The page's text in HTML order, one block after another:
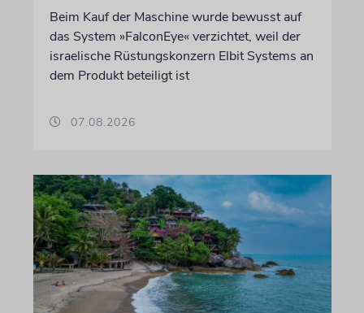
Beim Kauf der Maschine wurde bewusst auf
das System »FalconEye« verzichtet, weil der
israelische Rüstungskonzern Elbit Systems an
dem Produkt beteiligt ist
07.08.2026